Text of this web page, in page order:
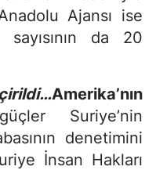
Ajansı ise
sayısının da 20
Amerika’nın
Suriye’nin
denetimini
İnsan Hakları